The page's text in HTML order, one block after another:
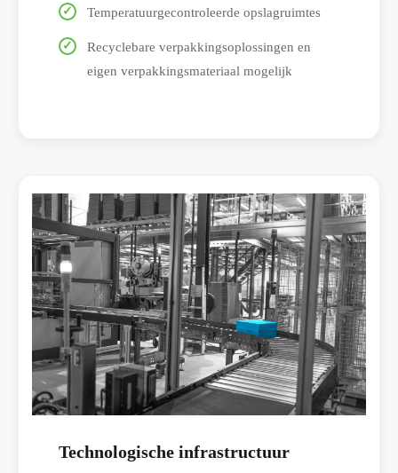
Temperatuurgecontroleerde opslagruimtes
Recyclebare verpakkingsoplossingen en
eigen verpakkingsmateriaal mogelijk
Technologische infrastructuur